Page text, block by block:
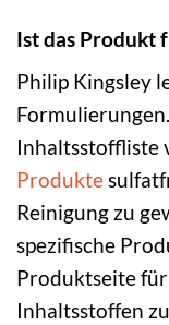
Ist das Produkt
Philip Kingsley
Inhaltsstoffliste
Produkte
Reinigung zu
spezifische
Produktseite
Inhaltsstoffen